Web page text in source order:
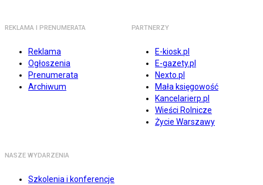
REKLAMA I PRENUMERATA
Reklama
Ogłoszenia
Prenumerata
Archiwum
PARTNERZY
E-kiosk.pl
E-gazety.pl
Nexto.pl
Mała księgowość
Kancelarierp.pl
Wieści Rolnicze
Życie Warszawy
NASZE WYDARZENIA
Szkolenia i konferencje